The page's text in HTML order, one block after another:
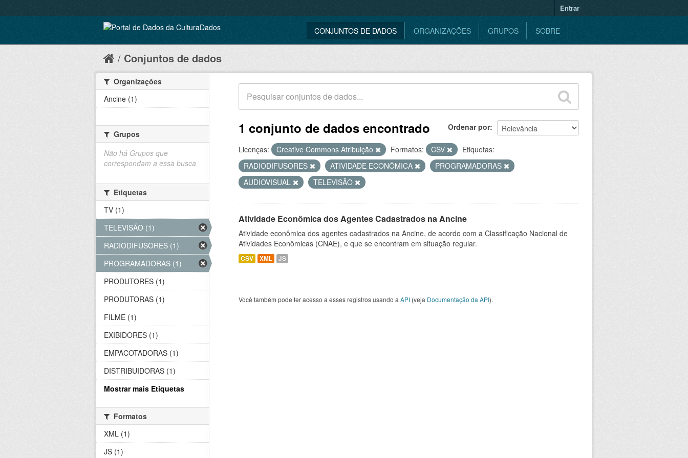
Entrar
CONJUNTOS DE DADOS ORGANIZAÇÕES GRUPOS SOBRE
Conjuntos de dados
Ordenar por
1 conjunto de dados encontrado
Licenças: Creative Commons Atribuição Formatos: CSV
Etiquetas:
RADIODIFUSORES
ATIVIDADE ECONÔMICA
PROGRAMADORAS
AUDIOVISUAL
TELEVISÃO
Atividade Econômica dos Agentes Cadastrados na Ancine
Atividade econômica dos agentes cadastrados na Ancine, de acordo com a Classificação Nacional de
Atividades Econômicas (CNAE), e que se encontram em situação regular.
CSV XML JS
Você também pode ter acesso a esses registros usando a API (veja Documentação da API).
Organizações
Ancine (1)
Grupos
Não há Grupos que
correspondam a essa busca
Etiquetas
TV (1)
TELEVISÃO (1)
RADIODIFUSORES (1)
PROGRAMADORAS (1)
PRODUTORES (1)
PRODUTORAS (1)
FILME (1)
EXIBIDORES (1)
EMPACOTADORAS (1)
DISTRIBUIDORAS (1)
Mostrar mais Etiquetas
Formatos
XML (1)
JS (1)